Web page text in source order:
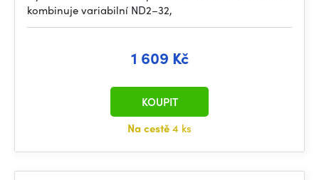
kombinuje variabilní ND2–32,
1 609 Kč
Na cestě4 ks
KOUPIT